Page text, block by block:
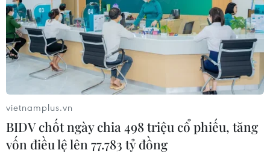
vietnamplus.vn
BIDV chốt ngày chia 498 triệu cổ phiếu, tăng
vốn điều lệ lên 77.783 tỷ đồng